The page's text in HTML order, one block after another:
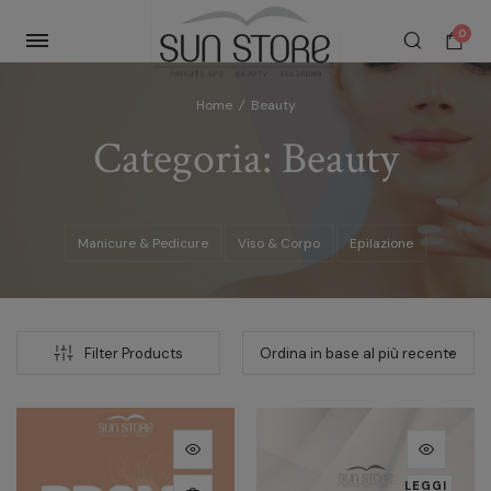
0
Home / Beauty
Categoria: Beauty
Manicure & Pedicure Viso & Corpo Epilazione
Filter Products
Questo
prodotto
LEGGI